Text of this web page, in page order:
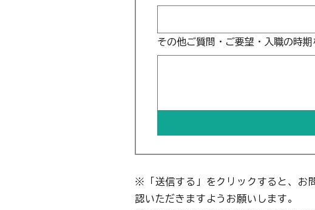
その他ご質問・ご要望・入職の時期
※「送信する」をクリックすると、お
認いただきますようお願いします。​